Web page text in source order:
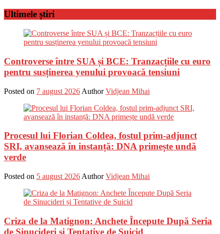
Ultimele știri
Controverse între SUA și BCE: Tranzacțiile cu euro
pentru susținerea yenului provoacă tensiuni
Posted on 7 august 2026 Author Vidjean Mihai
Procesul lui Florian Coldea, fostul prim-adjunct
SRI, avansează în instanță: DNA primește undă
verde
Posted on 5 august 2026 Author Vidjean Mihai
Criza de la Matignon: Anchete Începute După Seria
de Sinucideri și Tentative de Suicid